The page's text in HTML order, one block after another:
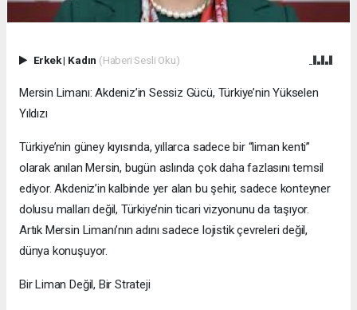
Erkek| Kadın (Haberi Sesli Oku)
Mersin Limanı: Akdeniz’in Sessiz Gücü, Türkiye’nin Yükselen
Yıldızı
Türkiye’nin güney kıyısında, yıllarca sadece bir “liman kenti”
olarak anılan Mersin, bugün aslında çok daha fazlasını temsil
ediyor. Akdeniz’in kalbinde yer alan bu şehir, sadece konteyner
dolusu malları değil, Türkiye’nin ticari vizyonunu da taşıyor.
Artık Mersin Limanı’nın adını sadece lojistik çevreleri değil,
dünya konuşuyor.
Bir Liman Değil, Bir Strateji